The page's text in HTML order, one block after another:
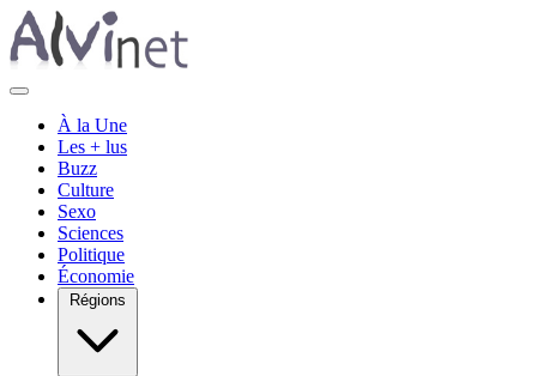
À la Une
Les + lus
Buzz
Culture
Sexo
Sciences
Politique
Économie
Régions